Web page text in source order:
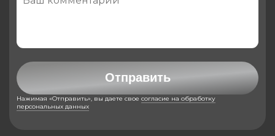
Отправить
Нажимая «Отправить», вы даете свое согласие на обработку
персональных данных